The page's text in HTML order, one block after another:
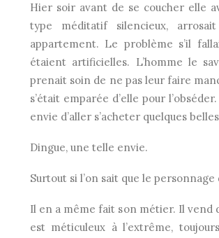
Hier soir avant de se coucher elle
type méditatif silencieux,
appartement. Le problème s’il
étaient artificielles. L’homme le
prenait soin de ne pas leur faire
s’était emparée d’elle pour
envie d’aller s’acheter quelques
Dingue, une telle envie.
Surtout si l’on sait que le
Il en a même fait son métier. Il vend
est méticuleux à l’extrême,